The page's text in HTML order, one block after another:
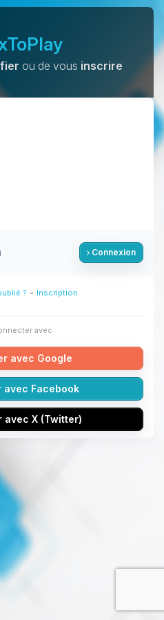
ou de vous inscrire
Connexion
? - Inscription
avec
avec Google
avec Facebook
avec X (Twitter)